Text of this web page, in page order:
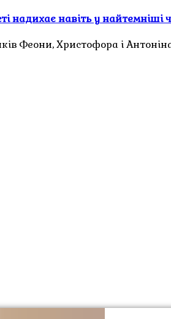
надихає навіть у найтемніші
Феони, Христофора і